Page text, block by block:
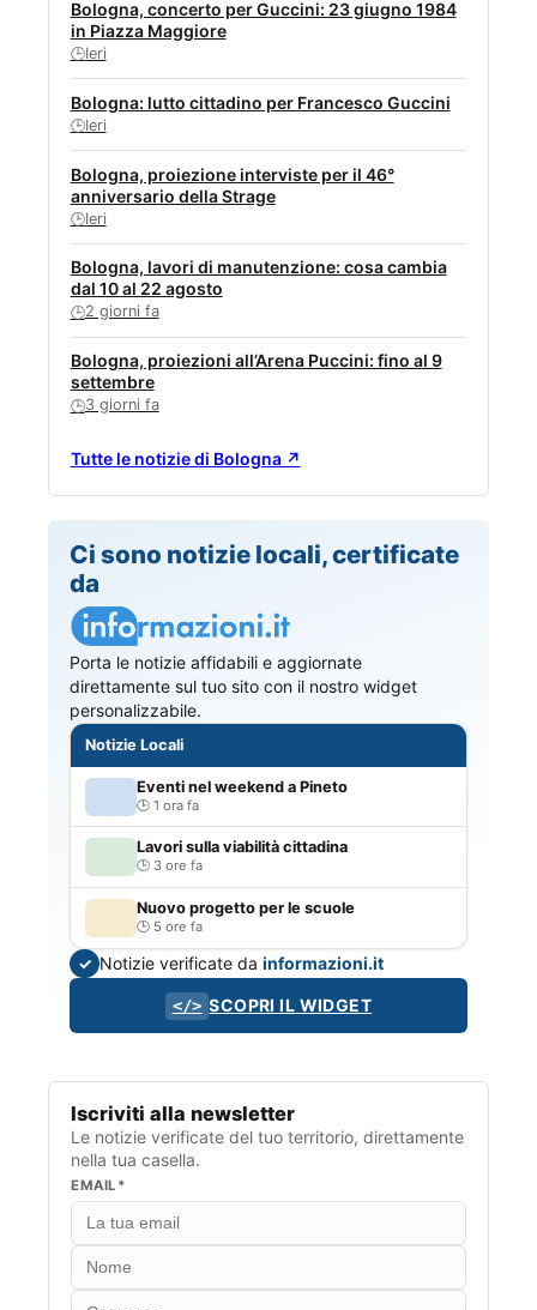
Bologna, concerto per Guccini: 23 giugno 1984
in Piazza Maggiore
🕒Ieri
Bologna: lutto cittadino per Francesco Guccini
🕒Ieri
Bologna, proiezione interviste per il 46°
anniversario della Strage
🕒Ieri
Bologna, lavori di manutenzione: cosa cambia
dal 10 al 22 agosto
🕒2 giorni fa
Bologna, proiezioni all’Arena Puccini: fino al 9
settembre
🕒3 giorni fa
Tutte le notizie di Bologna ↗
Ci sono notizie locali, certificate
da
Porta le notizie affidabili e aggiornate
direttamente sul tuo sito con il nostro widget
personalizzabile.
Notizie Locali
Eventi nel weekend a Pineto
1 ora fa
Lavori sulla viabilità cittadina
3 ore fa
Nuovo progetto per le scuole
5 ore fa
✓ Notizie verificate dainformazioni.it
</> SCOPRI IL WIDGET
Iscriviti alla newsletter
Le notizie verificate del tuo territorio, direttamente
nella tua casella.
EMAIL*